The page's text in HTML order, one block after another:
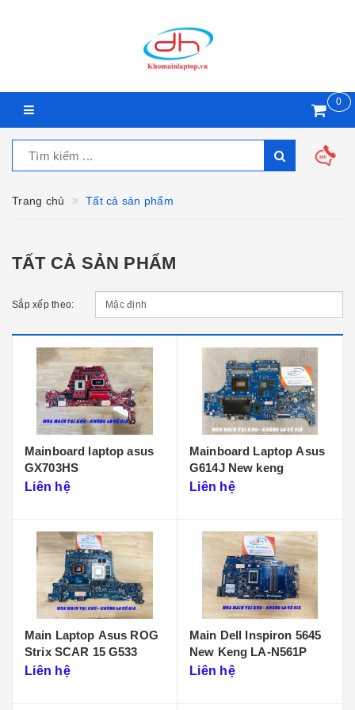
0
Trang chủ Tất cả sản phẩm
TẤT CẢ SẢN PHẨM
Sắp xếp theo:
Mainboard laptop asus
GX703HS
Liên hệ
Mainboard Laptop Asus
G614J New keng
Liên hệ
Main Laptop Asus ROG
Strix SCAR 15 G533
Liên hệ
Main Dell Inspiron 5645
New Keng LA-N561P
Liên hệ